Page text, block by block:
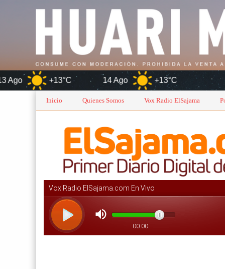
14 Ago +13°C Oruro
Inicio Quienes Somos Vox Radio ElSajama